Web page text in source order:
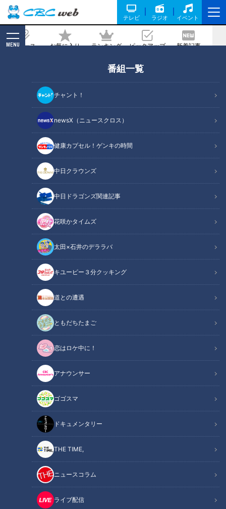
テレビ ラジオ イベント
ニュース お気に入り ランキング ピックアップ 新着記事
MENU
番組一覧
チャント！
newsX（ニュースクロス）
健康カプセル！ゲンキの時間
中日クラウンズ
中日ドラゴンズ関連記事
花咲かタイムズ
太田×石井のデララバ
キユーピー３分クッキング
道との遭遇
ともだちたまご
恋はロケ中に！
アナウンサー
ゴゴスマ
ドキュメンタリー
THE TIME,
ニュースコラム
ライブ配信
て絶景・絶品を巡る旅㉟
記事に戻る
【日本縦断】軽トラ女子が本州を縦断して絶景・絶品を巡る旅㉟
この記事の画像
この記事を見たあなたへのおすすめ
【日本縦断】軽トラ女子が本州
【四国一周】軽トラ女子三田が